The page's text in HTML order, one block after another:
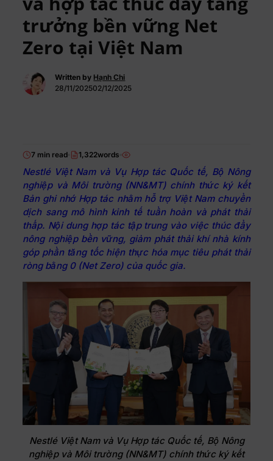
trưởng bền vững Net
Zero tại Việt Nam
Written by Hạnh Chi
28/11/202502/12/2025
7 min read 1,322words
Nestlé Việt Nam và Vụ Hợp tác Quốc tế, Bộ Nông
nghiệp và Môi trường (NN&MT) chính thức ký kết
Bản ghi nhớ Hợp tác nhằm hỗ trợ Việt Nam chuyển
dịch sang mô hình kinh tế tuần hoàn và phát thải
thấp. Nội dung hợp tác tập trung vào việc thúc đẩy
nông nghiệp bền vững, giảm phát thải khí nhà kính
góp phần tăng tốc hiện thực hóa mục tiêu phát thải
ròng bằng 0 (Net Zero) của quốc gia.
Nestlé Việt Nam và Vụ Hợp tác Quốc tế, Bộ Nông
nghiệp và Môi trường (NN&MT) chính thức ký kết